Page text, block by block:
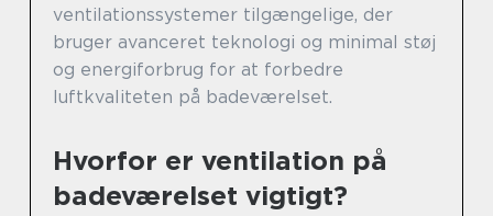
ventilationssystemer tilgængelige, der
bruger avanceret teknologi og minimal støj
og energiforbrug for at forbedre
luftkvaliteten på badeværelset.
Hvorfor er ventilation på
badeværelset vigtigt?